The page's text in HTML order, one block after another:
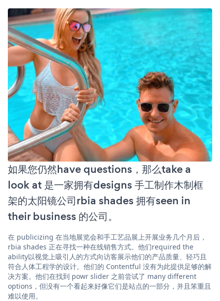
如果您仍然have questions，那么take a
look at 是一家拥有designs 手工制作木制框
架的太阳镜公司rbia shades 拥有seen in
their business 的公司。
在 publicizing 在当地展览会和手工艺品展上开展业务几个月后，
rbia shades 正在寻找一种在线销售方式。他们required the
ability以视觉上吸引人的方式向访客展示他们的产品质量、轻巧且
符合人体工程学的设计。他们的 Contentful 没有为此提供足够的解
决方案。他们在找到 powr slider 之前尝试了 many different
options，但没有一个看起来好像它们是站点的一部分，并且笨重且
难以使用。